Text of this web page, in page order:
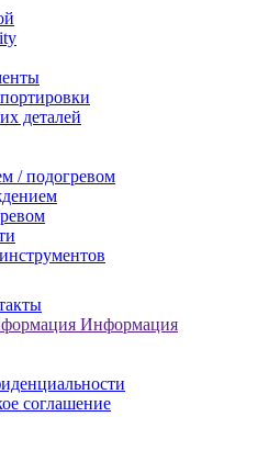
деталей
/ подогревом
Информация
соглашение